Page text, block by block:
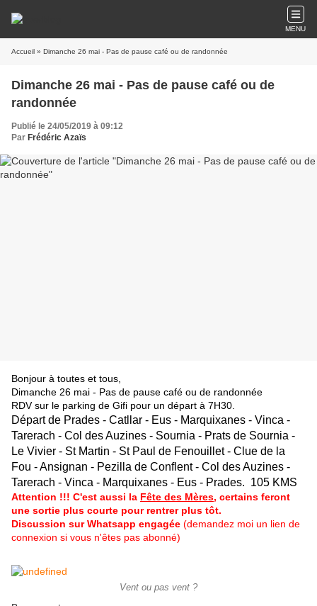
MENU
Accueil » Dimanche 26 mai - Pas de pause café ou de randonnée
Dimanche 26 mai - Pas de pause café ou de
randonnée
Publié le 24/05/2019 à 09:12
Par Frédéric Azaïs
Bonjour à toutes et tous,
Dimanche 26 mai - Pas de pause café ou de randonnée
RDV sur le parking de Gifi pour un départ à 7H30.
Départ de Prades - Catllar - Eus - Marquixanes - Vinca -
Tarerach - Col des Auzines - Sournia - Prats de Sournia -
Le Vivier - St Martin - St Paul de Fenouillet - Clue de la
Fou - Ansignan - Pezilla de Conflent - Col des Auzines -
Tarerach - Vinca - Marquixanes - Eus - Prades. 105 KMS
Attention !!! C'est aussi la Fête des Mères, certains feront
une sortie plus courte pour rentrer plus tôt.
Discussion sur Whatsapp engagée (demandez moi un lien de
connexion si vous n'êtes pas abonné)
Vent ou pas vent ?